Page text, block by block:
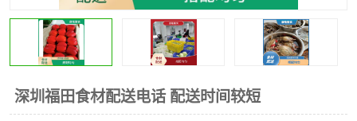
深圳福田食材配送电话 配送时间较短